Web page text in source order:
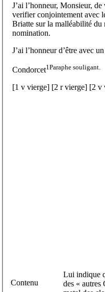
J’ai l’honneur, Monsieur,
verifier conjointement avec
Briatte sur la malléabilité du
nomination.
J’ai l’honneur d’être avec
Condorcet1 Paraphe souligant.
[1 v vierge] [2 rvierge] [2 v
Contenu
Lui indique
des « autres